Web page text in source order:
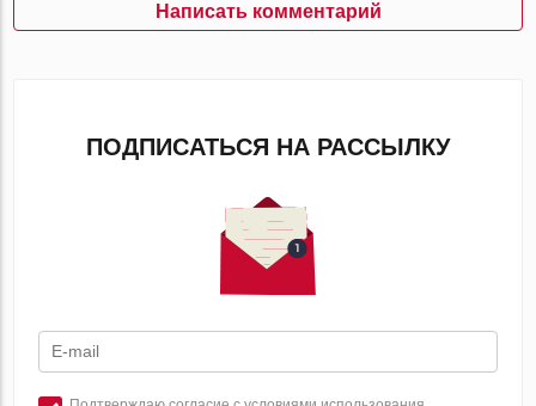
Написать комментарий
ПОДПИСАТЬСЯ НА РАССЫЛКУ